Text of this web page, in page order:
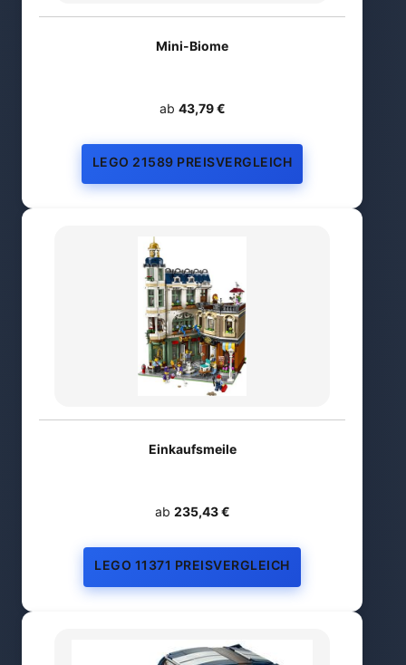
Mini-Biome
ab 43,79 €
LEGO 21589 PREISVERGLEICH
Einkaufsmeile
ab 235,43 €
LEGO 11371 PREISVERGLEICH